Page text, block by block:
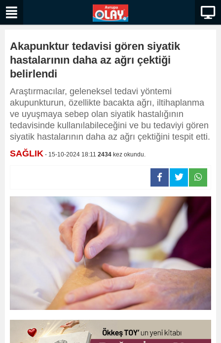
Akapunktur tedavisi gören siyatik
hastalarının daha az ağrı çektiği
belirlendi
Araştırmacılar, geleneksel tedavi yöntemi
akupunkturun, özellikte bacakta ağrı, iltihaplanma
ve uyuşmaya sebep olan siyatik hastalığının
tedavisinde kullanılabileceğini ve bu tedaviyi gören
siyatik hastalarının daha az ağrı çektiğini tespit etti.
SAĞLIK - 15-10-2024 18:11 2434 kez okundu.